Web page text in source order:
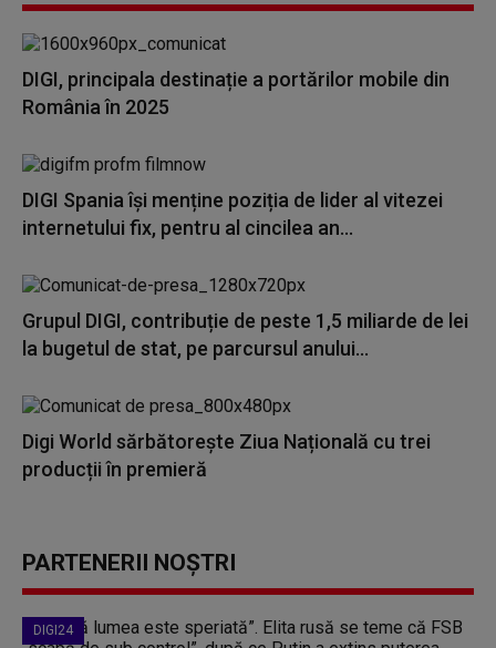
DIGI, principala destinație a portărilor mobile din
România în 2025
DIGI Spania își menține poziția de lider al vitezei
internetului fix, pentru al cincilea an...
Grupul DIGI, contribuție de peste 1,5 miliarde de lei
la bugetul de stat, pe parcursul anului...
Digi World sărbătorește Ziua Națională cu trei
producții în premieră
PARTENERII NOȘTRI
DIGI24